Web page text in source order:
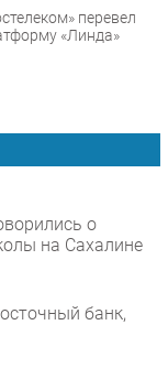
перевел
«Линда»
о
на Сахалине
банк,